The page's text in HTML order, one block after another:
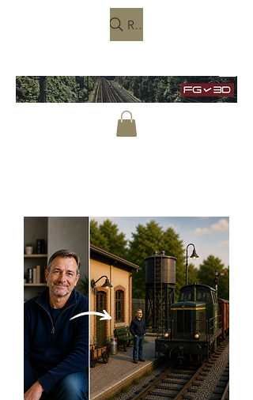
Rechercher